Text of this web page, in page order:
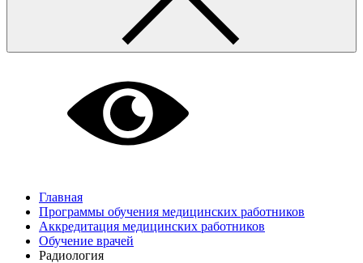
Главная
Программы обучения медицинских работников
Аккредитация медицинских работников
Обучение врачей
Радиология